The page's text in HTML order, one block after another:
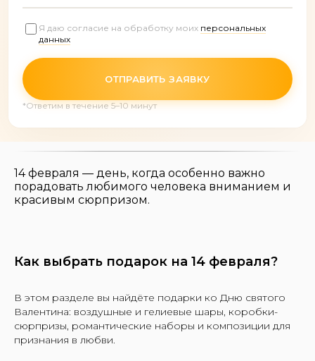
Я даю согласие на обработку моих персональных
данных
ОТПРАВИТЬ ЗАЯВКУ
*Ответим в течение 5–10 минут
14 февраля — день, когда особенно важно
порадовать любимого человека вниманием и
красивым сюрпризом.
Как выбрать подарок на 14 февраля?
В этом разделе вы найдёте подарки ко Дню святого
Валентина: воздушные и гелиевые шары, коробки-
сюрпризы, романтические наборы и композиции для
признания в любви.